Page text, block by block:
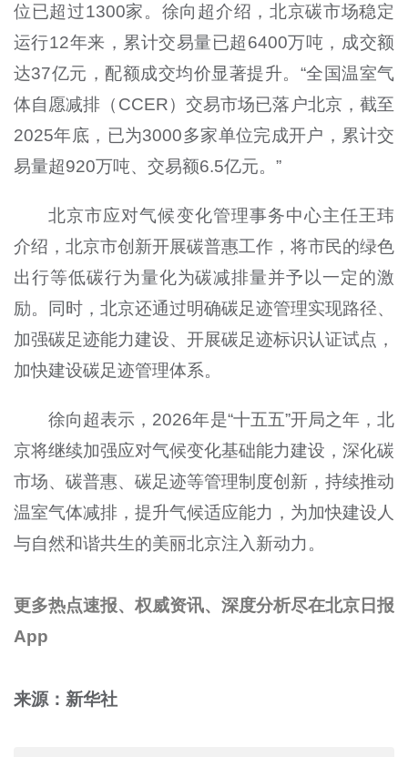
位已超过1300家。徐向超介绍，北京碳市场稳定
运行12年来，累计交易量已超6400万吨，成交额
达37亿元，配额成交均价显著提升。“全国温室气
体自愿减排（CCER）交易市场已落户北京，截至
2025年底，已为3000多家单位完成开户，累计交
易量超920万吨、交易额6.5亿元。”
北京市应对气候变化管理事务中心主任王玮
介绍，北京市创新开展碳普惠工作，将市民的绿色
出行等低碳行为量化为碳减排量并予以一定的激
励。同时，北京还通过明确碳足迹管理实现路径、
加强碳足迹能力建设、开展碳足迹标识认证试点，
加快建设碳足迹管理体系。
徐向超表示，2026年是“十五五”开局之年，北
京将继续加强应对气候变化基础能力建设，深化碳
市场、碳普惠、碳足迹等管理制度创新，持续推动
温室气体减排，提升气候适应能力，为加快建设人
与自然和谐共生的美丽北京注入新动力。
更多热点速报、权威资讯、深度分析尽在北京日报
App
来源：新华社